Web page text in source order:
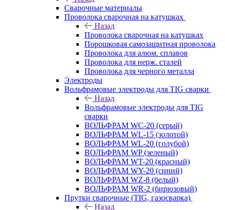
Сварочные материалы
Проволока сварочная на катушках
Назад
Проволока сварочная на катушках
Порошковая самозащитная проволока
Проволока для алюм. сплавов
Проволока для нерж. сталей
Проволока для черного металла
Электроды
Вольфрамовые электроды для TIG сварки
Назад
Вольфрамовые электроды для TIG
сварки
ВОЛЬФРАМ WC-20 (серый)
ВОЛЬФРАМ WL-15 (золотой)
ВОЛЬФРАМ WL-20 (голубой)
ВОЛЬФРАМ WP (зеленый)
ВОЛЬФРАМ WT-20 (красный)
ВОЛЬФРАМ WY-20 (синий)
ВОЛЬФРАМ WZ-8 (белый)
ВОЛЬФРАМ WR-2 (бирюзовый)
Прутки сварочные (TIG, газосварка)
Назад